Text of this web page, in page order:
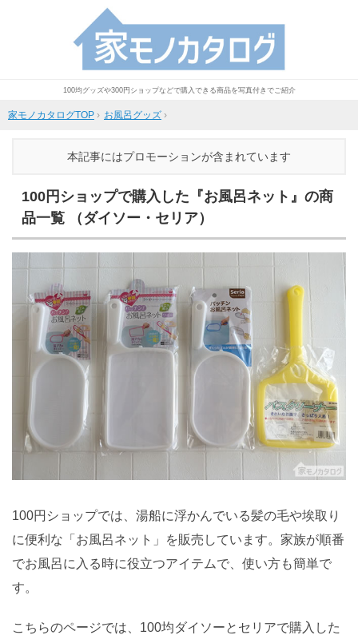
100均グッズや300円ショップなどで購入できる商品を写真付きでご紹介
家モノカタログTOP › お風呂グッズ ›
本記事にはプロモーションが含まれています
100円ショップで購入した『お風呂ネット』の商
品一覧 （ダイソー・セリア）
100円ショップでは、湯船に浮かんでいる髪の毛や埃取り
に便利な「お風呂ネット」を販売しています。家族が順番
でお風呂に入る時に役立つアイテムで、使い方も簡単で
す。
こちらのページでは、100均ダイソーとセリアで購入した